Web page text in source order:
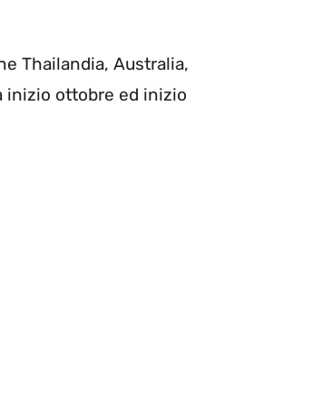
Thailandia, Australia,
inizio ottobre ed inizio